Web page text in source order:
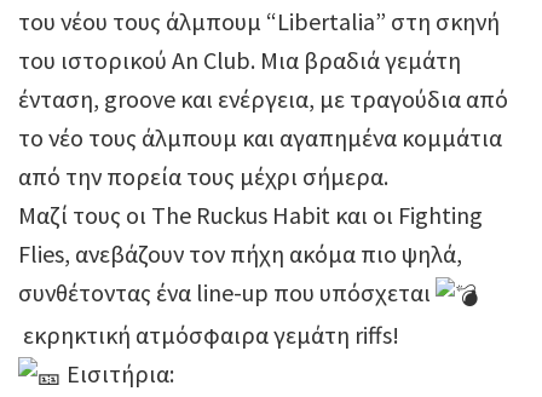
του νέου τους άλμπουμ “Libertalia” στη σκηνή
του ιστορικού An Club. Μια βραδιά γεμάτη
ένταση, groove και ενέργεια, με τραγούδια από
το νέο τους άλμπουμ και αγαπημένα κομμάτια
από την πορεία τους μέχρι σήμερα.
Μαζί τους οι The Ruckus Habit και οι Fighting
Flies, ανεβάζουν τον πήχη ακόμα πιο ψηλά,
συνθέτοντας ένα line-up που υπόσχεται
εκρηκτική ατμόσφαιρα γεμάτη riffs!
Εισιτήρια: